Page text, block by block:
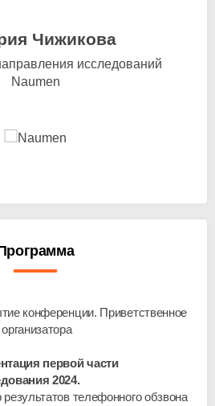
Чижикова
исследований
Naumen
конференции. Приветственное
первой части
2024.
телефонного обзвона